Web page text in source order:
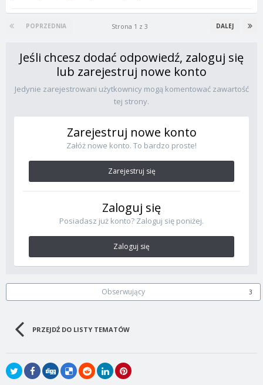
POPRZEDNIA DALEJ
Strona 1 z 3
Jeśli chcesz dodać odpowiedź, zaloguj się
lub zarejestruj nowe konto
Jedynie zarejestrowani użytkownicy mogą komentować zawartość
tej strony.
Zarejestruj nowe konto
Załóż nowe konto. To bardzo proste!
Zarejestruj się
Zaloguj się
Posiadasz już konto? Zaloguj się poniżej.
Zaloguj się
Obserwujący 3
PRZEJDŹ DO LISTY TEMATÓW